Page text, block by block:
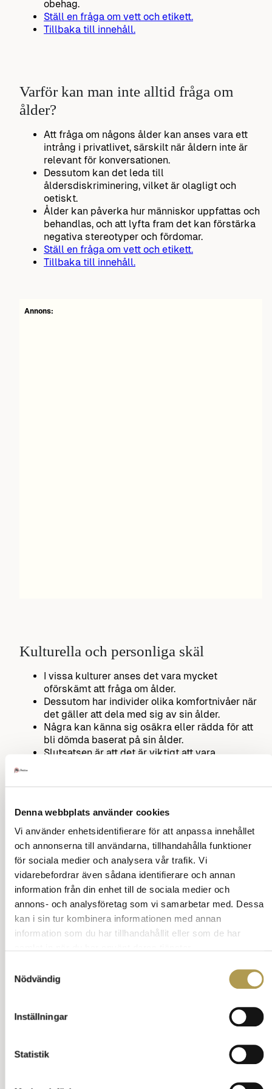
Denna webbplats använder cookies
Vi använder enhetsidentifierare för att anpassa innehållet
och annonserna till användarna, tillhandahålla funktioner
för sociala medier och analysera vår trafik. Vi
vidarebefordrar även sådana identifierare och annan
information från din enhet till de sociala medier och
annons- och analysföretag som vi samarbetar med. Dessa
kan i sin tur kombinera informationen med annan
information som du har tillhandahållit eller som de har
Nödvändig
Inställningar
Statistik
obehag.
Ställ en fråga om vett och etikett.
Tillbaka till innehåll.
Varför kan man inte alltid fråga om
ålder?
Att fråga om någons ålder kan anses vara ett
intrång i privatlivet, särskilt när åldern inte är
relevant för konversationen.
Dessutom kan det leda till
åldersdiskriminering, vilket är olagligt och
oetiskt.
Ålder kan påverka hur människor uppfattas och
behandlas, och att lyfta fram det kan förstärka
negativa stereotyper och fördomar.
Ställ en fråga om vett och etikett.
Tillbaka till innehåll.
Annons:
Kulturella och personliga skäl
I vissa kulturer anses det vara mycket
oförskämt att fråga om ålder.
Dessutom har individer olika komfortnivåer när
det gäller att dela med sig av sin ålder.
Några kan känna sig osäkra eller rädda för att
bli dömda baserat på sin ålder.
Slutsatsen är att det är viktigt att vara
ledstjärnan i dessa situationer.
Ställ en fråga om vett och etikett.
Tillbaka till innehåll.
Kulturer där man inte ska fråga om
ålder
eftersom det kan uppfattas som påträngande
eller obekvämt.
såsom USA, Kanada, Storbritannien och delar av
Europa, anses det ofta vara ohövligt att fråga
äldre eller i en professionell miljö.
Detta kan bero på känslighet kring